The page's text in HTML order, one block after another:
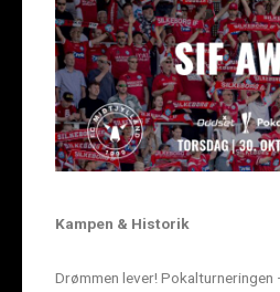
Kampen & Historik
Drømmen lever! Pokalturneringen